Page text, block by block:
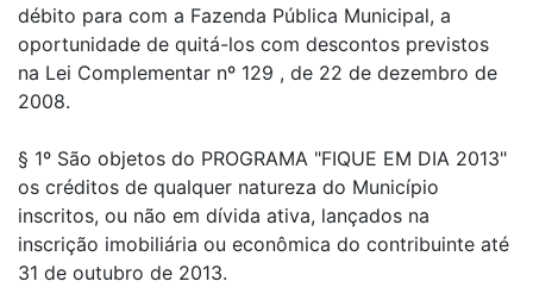
débito para com a Fazenda Pública Municipal, a
oportunidade de quitá-los com descontos previstos
na Lei Complementar nº 129 , de 22 de dezembro de
2008.
§ 1º São objetos do PROGRAMA "FIQUE EM DIA 2013"
os créditos de qualquer natureza do Município
inscritos, ou não em dívida ativa, lançados na
inscrição imobiliária ou econômica do contribuinte até
31 de outubro de 2013.